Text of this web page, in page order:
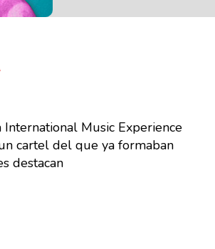
Music Experience
cartel del que ya formaban
destacan